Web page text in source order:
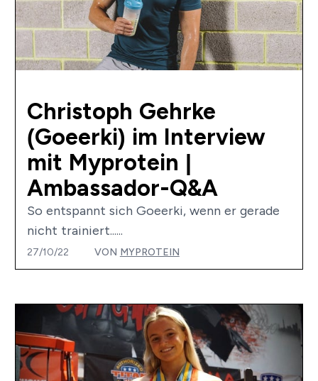
Christoph Gehrke
(Goeerki) im Interview
mit Myprotein |
Ambassador-Q&A
So entspannt sich Goeerki, wenn er gerade
nicht trainiert......
27/10/22 VON MYPROTEIN